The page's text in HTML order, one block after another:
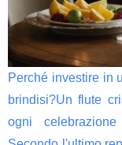
Perché investire in
brindisi?Un flute
ogni